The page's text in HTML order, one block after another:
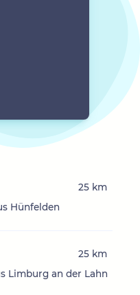
Hünfelden
25 km
Limburg an der Lahn
25 km